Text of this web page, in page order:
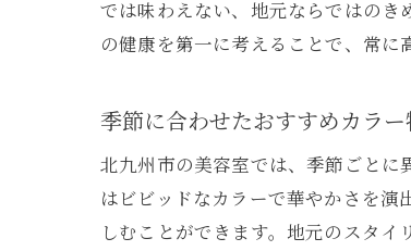
では味わえない、地元ならではの
の健康を第一に考えることで、常に
季節に合わせたおすすめカラ
北九州市の美容室では、季節ごとに
はビビッドなカラーで華やかさを
しむことができます。地元のスタ